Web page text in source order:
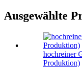
Ausgewählte
hochreiner
Produktion)